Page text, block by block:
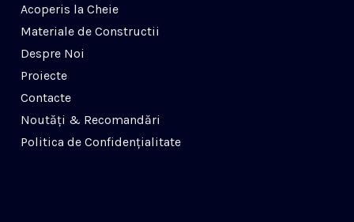
Acoperis la Cheie
Materiale de Constructii
Despre Noi
Proiecte
Contacte
Noutăți & Recomandări
Politica de Confidenţialitate